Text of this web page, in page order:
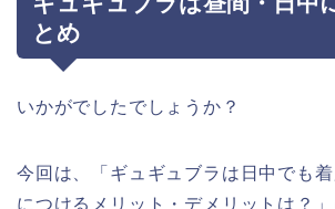
とめ
いかがでしたでしょうか？
今回は、「ギュギュブラは日中でも
につけるメリット・デメリットは？